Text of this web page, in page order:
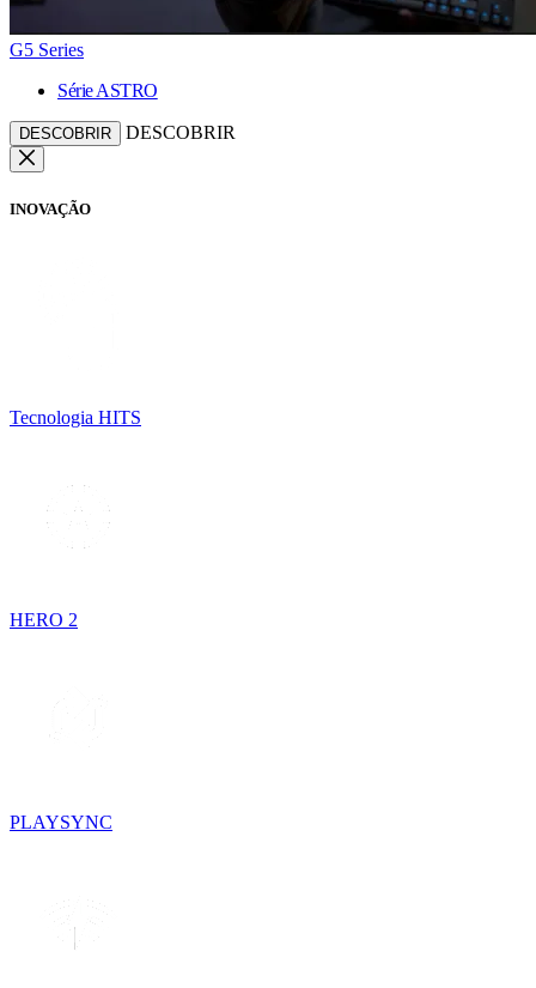
G5 Series
Série ASTRO
DESCOBRIR DESCOBRIR
INOVAÇÃO
Tecnologia HITS
HERO 2
PLAYSYNC